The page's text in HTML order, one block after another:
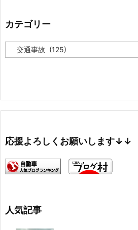
ブ
カテゴリー
テ
応援よろしくお願いします↓↓
人気記事